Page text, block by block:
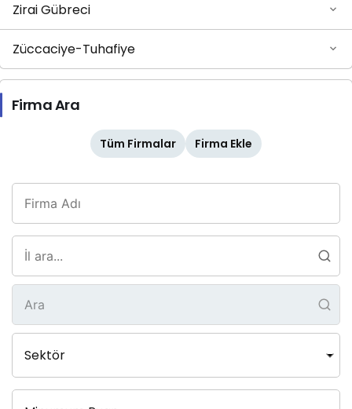
Zirai Gübreci
Züccaciye-Tuhafiye
Firma Ara
Tüm Firmalar Firma Ekle